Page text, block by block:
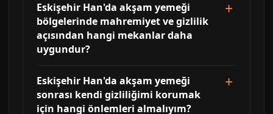
Eskişehir Han'da akşam yemeği
bölgelerinde mahremiyet ve gizlilik
açısından hangi mekanlar daha
uygundur?
Eskişehir Han'da akşam yemeği
sonrası kendi gizliliğimi korumak
için hangi önlemleri almalıyım?